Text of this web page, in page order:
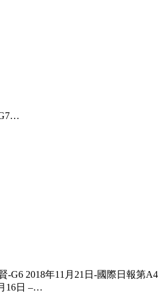
2018年11月21日-國際日報第
16日 –…